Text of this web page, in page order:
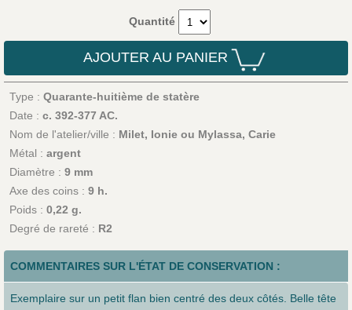
Quantité
AJOUTER AU PANIER
Type : Quarante-huitième de statère
Date : c. 392-377 AC.
Nom de l'atelier/ville : Milet, Ionie ou Mylassa, Carie
Métal : argent
Diamètre : 9 mm
Axe des coins : 9 h.
Poids : 0,22 g.
Degré de rareté : R2
COMMENTAIRES SUR L'ÉTAT DE CONSERVATION :
Exemplaire sur un petit flan bien centré des deux côtés. Belle tête